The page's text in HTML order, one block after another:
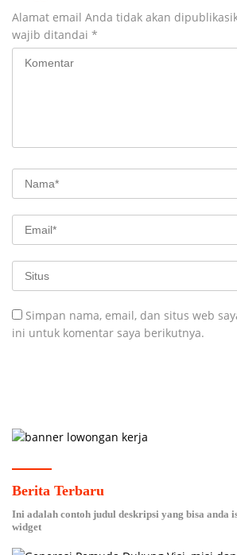
Alamat email Anda tidak akan
wajib ditandai *
Simpan nama, email, dan situs web
ini untuk komentar saya berikutnya.
Berita Terbaru
Ini adalah contoh judul deskripsi yang bisa anda
widget